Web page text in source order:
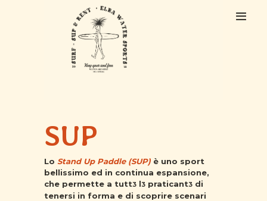
ESCURSIONI
NOLEGGIO
CONTATTI
SUP
Lo Stand Up Paddle (SUP) è uno sport
bellissimo ed in continua espansione,
che permette a tutt3 l3 praticant3 di
tenersi in forma e di scoprire scenari